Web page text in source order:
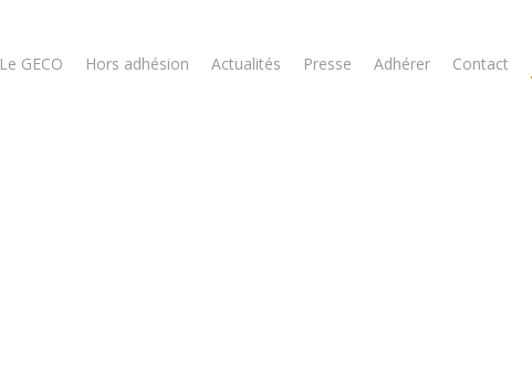
Le GECO Hors adhésion Actualités Presse Adhérer Contact